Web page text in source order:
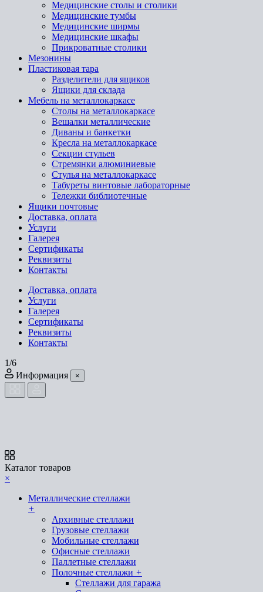
Медицинские столы и столики
Медицинские тумбы
Медицинские ширмы
Медицинские шкафы
Прикроватные столики
Мезонины
Пластиковая тара
Разделители для ящиков
Ящики для склада
Мебель на металлокаркасе
Cтолы на металлокаркасе
Вешалки металлические
Диваны и банкетки
Кресла на металлокаркасе
Секции стульев
Стремянки алюминиевые
Стулья на металлокаркасе
Табуреты винтовые лабораторные
Тележки библиотечные
Ящики почтовые
Доставка, оплата
Услуги
Галерея
Сертификаты
Реквизиты
Контакты
Доставка, оплата
Услуги
Галерея
Сертификаты
Реквизиты
Контакты
1/6
Информация
×
Каталог товаров
×
Металлические стеллажи
+
Архивные стеллажи
Грузовые стеллажи
Мобильные стеллажи
Офисные стеллажи
Паллетные стеллажи
Полочные стеллажи +
Стеллажи для гаража